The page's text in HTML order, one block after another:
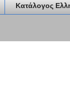
Κατάλογος